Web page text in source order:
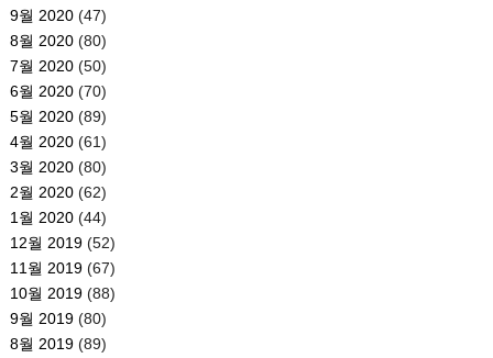
9월 2020(47)
8월 2020(80)
7월 2020(50)
6월 2020(70)
5월 2020(89)
4월 2020(61)
3월 2020(80)
2월 2020(62)
1월 2020(44)
12월 2019(52)
11월 2019(67)
10월 2019(88)
9월 2019(80)
8월 2019(89)